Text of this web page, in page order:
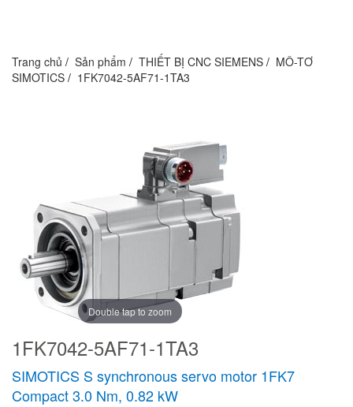
Trang chủ Sản phẩm THIẾT BỊ CNC SIEMENS
MÔ-TƠ
SIMOTICS
1FK7042-5AF71-1TA3
Double tap to zoom
1FK7042-5AF71-1TA3
SIMOTICS S synchronous servo motor 1FK7
Compact 3.0 Nm, 0.82 kW